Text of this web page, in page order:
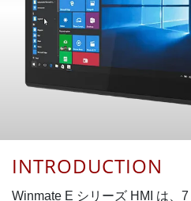
INTRODUCTION
Winmate E シリーズ HMI は、